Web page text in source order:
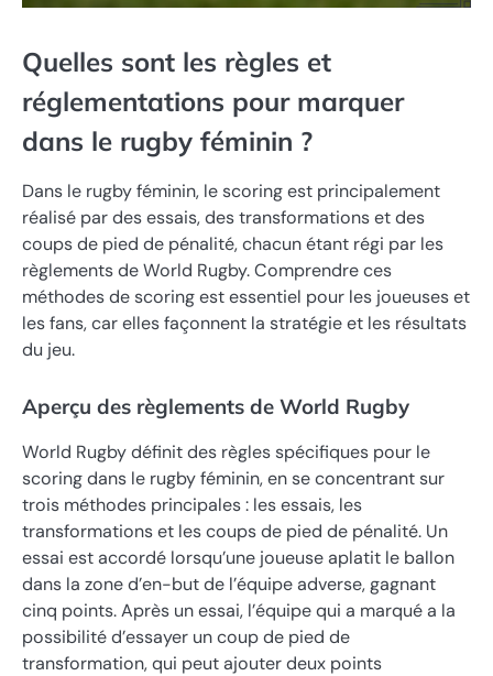
Quelles sont les règles et
réglementations pour marquer
dans le rugby féminin ?
Dans le rugby féminin, le scoring est principalement
réalisé par des essais, des transformations et des
coups de pied de pénalité, chacun étant régi par les
règlements de World Rugby. Comprendre ces
méthodes de scoring est essentiel pour les joueuses et
les fans, car elles façonnent la stratégie et les résultats
du jeu.
Aperçu des règlements de World Rugby
World Rugby définit des règles spécifiques pour le
scoring dans le rugby féminin, en se concentrant sur
trois méthodes principales : les essais, les
transformations et les coups de pied de pénalité. Un
essai est accordé lorsqu’une joueuse aplatit le ballon
dans la zone d’en-but de l’équipe adverse, gagnant
cinq points. Après un essai, l’équipe qui a marqué a la
possibilité d’essayer un coup de pied de
transformation, qui peut ajouter deux points